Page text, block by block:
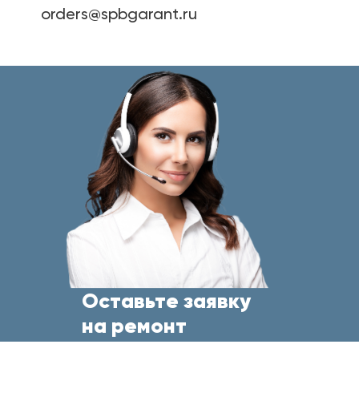
orders@spbgarant.ru
Оставьте заявку
на ремонт